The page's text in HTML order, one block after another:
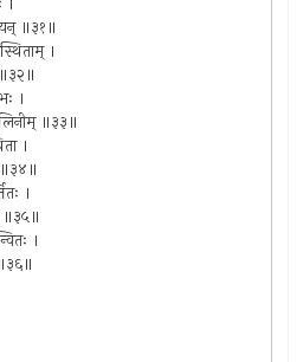
॥३१॥
।
।
॥३३॥
।
।
॥३५॥
।